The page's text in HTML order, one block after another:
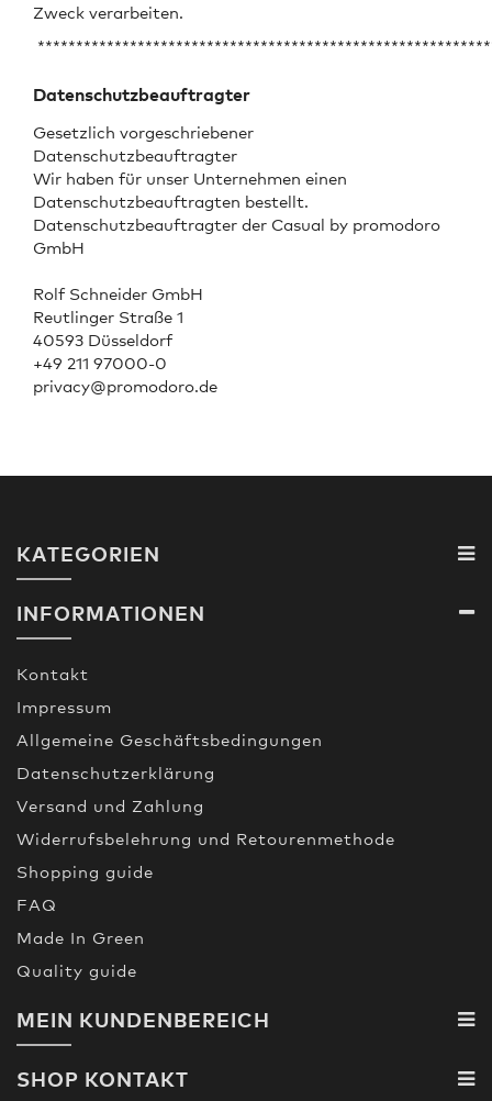
Zweck verarbeiten.
Datenschutzbeauftragter
Gesetzlich vorgeschriebener
Datenschutzbeauftragter
Wir haben für unser Unternehmen einen
Datenschutzbeauftragten bestellt.
Datenschutzbeauftragter der Casual by promodoro
GmbH
Rolf Schneider GmbH
Reutlinger Straße 1
40593 Düsseldorf
+49 211 97000-0
privacy@promodoro.de
KATEGORIEN
INFORMATIONEN
Kontakt
Impressum
Allgemeine Geschäftsbedingungen
Datenschutzerklärung
Versand und Zahlung
Widerrufsbelehrung und Retourenmethode
Shopping guide
FAQ
Made In Green
Quality guide
MEIN KUNDENBEREICH
SHOP KONTAKT